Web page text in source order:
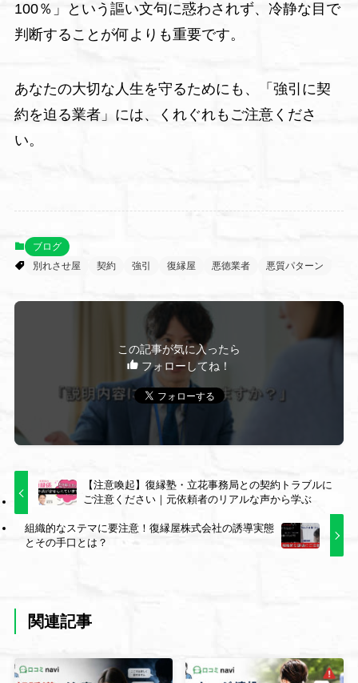
100％」という謳い文句に惑わされず、冷静な目で
判断することが何よりも重要です。
あなたの大切な人生を守るためにも、「強引に契
約を迫る業者」には、くれぐれもご注意くださ
い。
ブログ
別れさせ屋
契約 強引 復縁屋 悪徳業者 悪質パターン
この記事が気に入ったら
フォローしてね！
【注意喚起】復縁塾・立花事務局との契約トラブルに
ご注意ください｜元依頼者のリアルな声から学ぶ
組織的なステマに要注意！復縁屋株式会社の誘導実態
とその手口とは？
関連記事